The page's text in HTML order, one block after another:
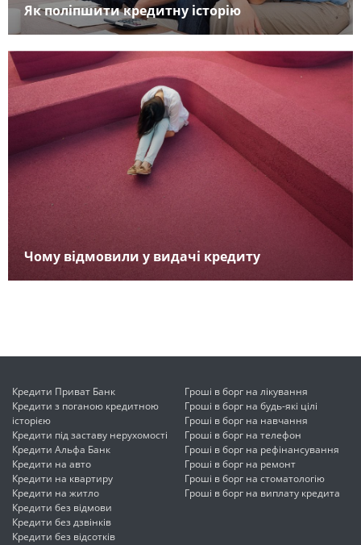
Як поліпшити кредитну історію
Чому відмовили у видачі кредиту
Кредити Приват Банк
Кредити з поганою кредитною
історією
Кредити під заставу нерухомості
Кредити Альфа Банк
Кредити на авто
Кредити на квартиру
Кредити на житло
Кредити без відмови
Кредити без дзвінків
Кредити без відсотків
Гроші в борг на лікування
Гроші в борг на будь-які цілі
Гроші в борг на навчання
Гроші в борг на телефон
Гроші в борг на рефінансування
Гроші в борг на ремонт
Гроші в борг на стоматологію
Гроші в борг на виплату кредита